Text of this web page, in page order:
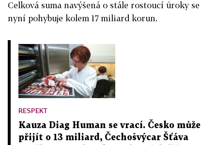
Celková suma navýšená o stále rostoucí úroky se
nyní pohybuje kolem 17 miliard korun.
RESPEKT
Kauza Diag Human se vrací. Česko může
přijít o 13 miliard, Čechošvýcar Šťáva